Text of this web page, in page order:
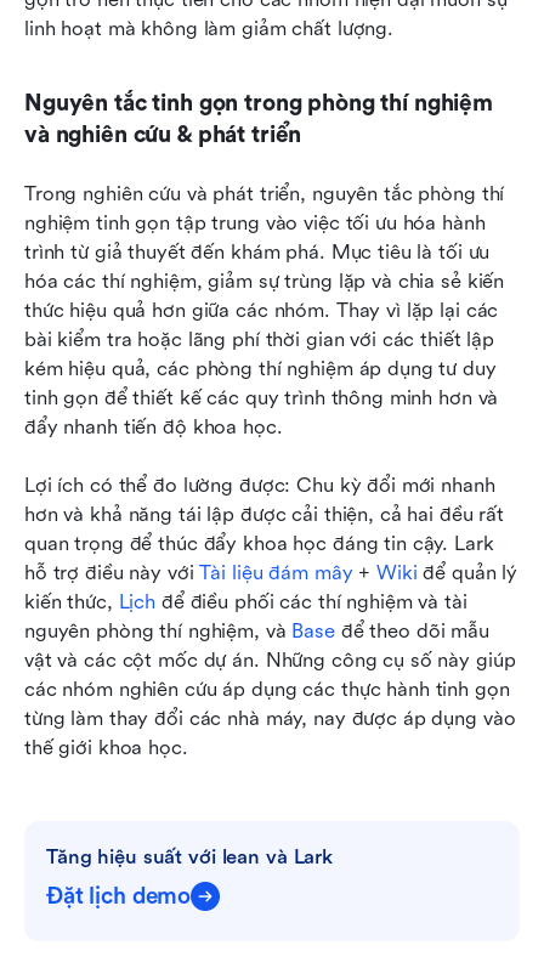
linh hoạt mà không làm giảm chất lượng.
Nguyên tắc tinh gọn trong phòng thí nghiệm
và nghiên cứu & phát triển
Trong nghiên cứu và phát triển, nguyên tắc phòng thí
nghiệm tinh gọn tập trung vào việc tối ưu hóa hành
trình từ giả thuyết đến khám phá. Mục tiêu là tối ưu
hóa các thí nghiệm, giảm sự trùng lặp và chia sẻ kiến
thức hiệu quả hơn giữa các nhóm. Thay vì lặp lại các
bài kiểm tra hoặc lãng phí thời gian với các thiết lập
kém hiệu quả, các phòng thí nghiệm áp dụng tư duy
tinh gọn để thiết kế các quy trình thông minh hơn và
đẩy nhanh tiến độ khoa học.
Lợi ích có thể đo lường được: Chu kỳ đổi mới nhanh
hơn và khả năng tái lập được cải thiện, cả hai đều rất
quan trọng để thúc đẩy khoa học đáng tin cậy. Lark
hỗ trợ điều này với Tài liệu đám mây + Wiki để quản lý
kiến thức, Lịch để điều phối các thí nghiệm và tài
nguyên phòng thí nghiệm, và Base để theo dõi mẫu
vật và các cột mốc dự án. Những công cụ số này giúp
các nhóm nghiên cứu áp dụng các thực hành tinh gọn
từng làm thay đổi các nhà máy, nay được áp dụng vào
thế giới khoa học.
Tăng hiệu suất với lean và Lark
Đặt lịch demo